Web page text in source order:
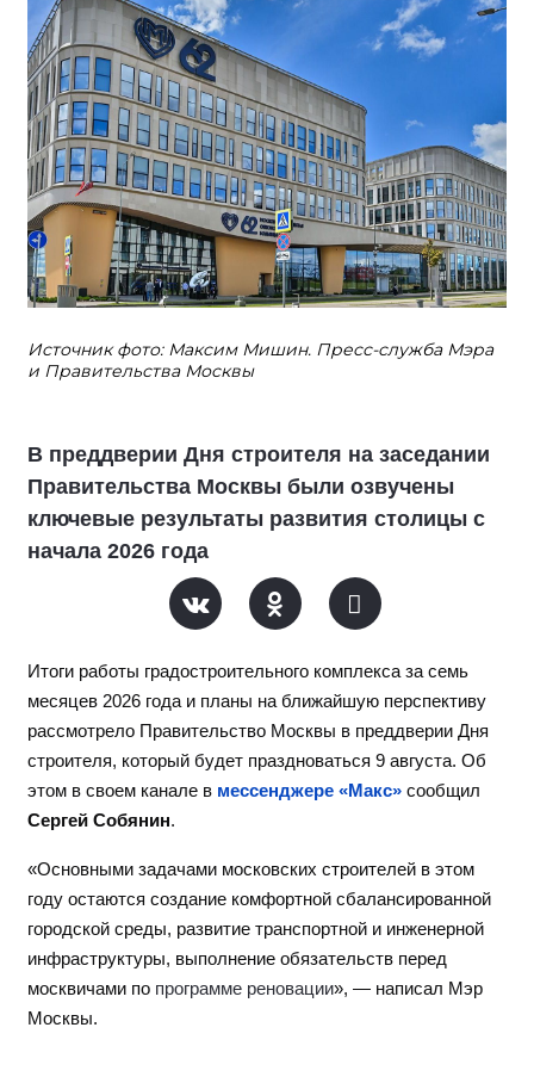
Источник фото: Максим Мишин. Пресс-служба Мэра
и Правительства Москвы
В преддверии Дня строителя на заседании
Правительства Москвы были озвучены
ключевые результаты развития столицы с
начала 2026 года
Итоги работы градостроительного комплекса за семь
месяцев 2026 года и планы на ближайшую перспективу
рассмотрело Правительство Москвы в преддверии Дня
строителя, который будет праздноваться 9 августа. Об
этом в своем канале в мессенджере «Макс» сообщил
Сергей Собянин.
«Основными задачами московских строителей в этом
году остаются создание комфортной сбалансированной
городской среды, развитие транспортной и инженерной
инфраструктуры, выполнение обязательств перед
москвичами по программе реновации», — написал Мэр
Москвы.